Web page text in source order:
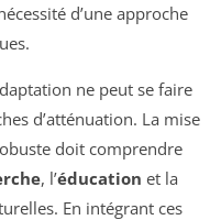
d’une approche
ne peut se faire
d’atténuation. La mise
doit comprendre
, l’éducation et la
En intégrant ces